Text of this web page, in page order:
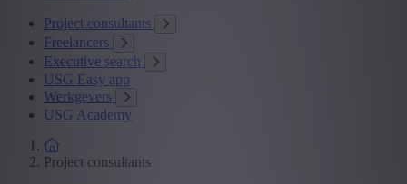
Project consultants
Freelancers
Executive search
USG Easy app
Werkgevers
USG Academy
Project consultants